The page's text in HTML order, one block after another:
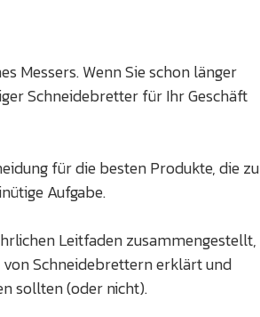
Messers. Wenn Sie schon länger
Schneidebretter für Ihr Geschäft
für die besten Produkte, die zu
Aufgabe.
Leitfaden zusammengestellt,
Schneidebrettern erklärt und
sollten (oder nicht).